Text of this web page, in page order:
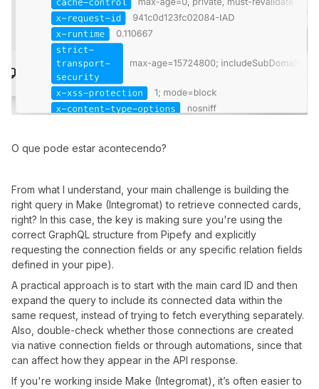
O que pode estar acontecendo?
From what I understand, your main challenge is building the
right query in Make (Integromat) to retrieve connected cards,
right? In this case, the key is making sure you're using the
correct GraphQL structure from Pipefy and explicitly
requesting the connection fields or any specific relation fields
defined in your pipe).
A practical approach is to start with the main card ID and then
expand the query to include its connected data within the
same request, instead of trying to fetch everything separately.
Also, double-check whether those connections are created
via native connection fields or through automations, since that
can affect how they appear in the API response.
If you're working inside Make (Integromat), it’s often easier to